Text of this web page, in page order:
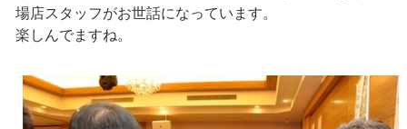
場店スタッフがお世話になっています。
楽しんでますね。